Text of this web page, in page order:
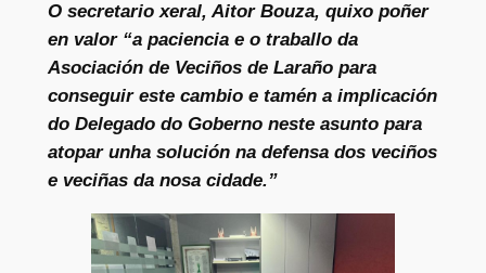
O secretario xeral, Aitor Bouza, quixo poñer
en valor “a paciencia e o traballo da
Asociación de Veciños de Laraño para
conseguir este cambio e tamén a implicación
do Delegado do Goberno neste asunto para
atopar unha solución na defensa dos veciños
e veciñas da nosa cidade.”